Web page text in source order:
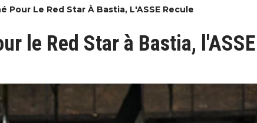
Pour Le Red Star À Bastia, L'ASSE Recule
le Red Star à Bastia, l'ASSE